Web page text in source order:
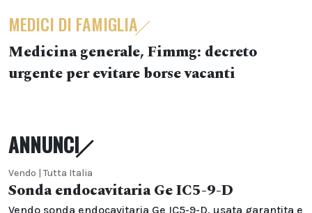
MEDICI DI FAMIGLIA
Medicina generale, Fimmg: decreto
urgente per evitare borse vacanti
ANNUNCI
Vendo | Tutta Italia
Sonda endocavitaria Ge IC5-9-D
Vendo sonda endocavitaria Ge IC5-9-D, usata garantita e